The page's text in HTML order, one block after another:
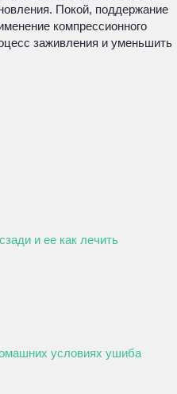
Покой, поддержание
компрессионного
заживления и уменьшить
и ее как лечить
условиях ушиба